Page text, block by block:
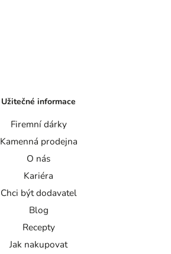
Užitečné informace
Firemní dárky
Kamenná prodejna
O nás
Kariéra
Chci být dodavatel
Blog
Recepty
Jak nakupovat